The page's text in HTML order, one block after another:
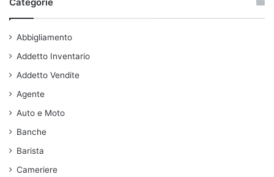
Abbigliamento
Addetto Inventario
Addetto Vendite
Agente
Auto e Moto
Banche
Barista
Cameriere